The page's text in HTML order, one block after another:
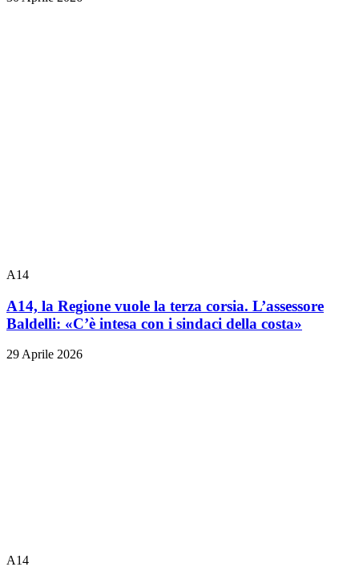
A14
A14, la Regione vuole la terza corsia. L’assessore
Baldelli: «C’è intesa con i sindaci della costa»
29 Aprile 2026
A14